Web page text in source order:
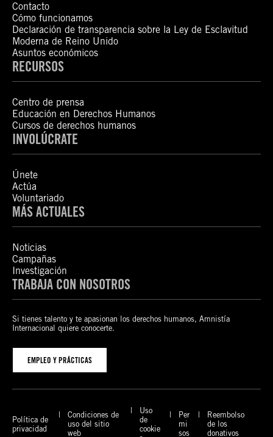
Contacto
Cómo funcionamos
Declaración de transparencia sobre la Ley de Esclavitud
Moderna de Reino Unido
Asuntos económicos
RECURSOS
Centro de prensa
Educación en Derechos Humanos
Cursos de derechos humanos
INVOLÚCRATE
Únete
Actúa
Voluntariado
MÁS ACTUALES
Noticias
Campañas
Investigación
TRABAJA CON NOSOTROS
Si tienes talento y te apasionan los derechos humanos, Amnistía
Internacional quiere conocerte.
EMPLEO Y PRÁCTICAS
Política de
privacidad
Condiciones de
uso del sitio
web
Uso
de
cookie
Per
mi
sos
Reembolso
de los
donativos